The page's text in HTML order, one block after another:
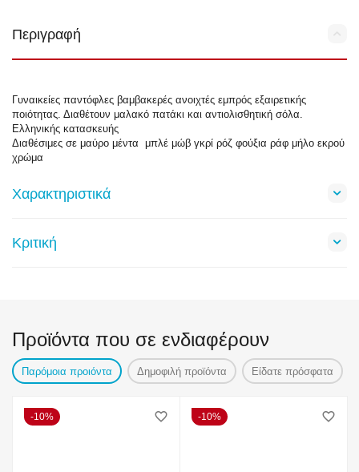
Περιγραφή
Γυναικείες παντόφλες βαμβακερές ανοιχτές εμπρός εξαιρετικής
ποιότητας. Διαθέτουν μαλακό πατάκι και αντιολισθητική σόλα.
Ελληνικής κατασκευής
Διαθέσιμες σε μαύρο μέντα μπλέ μώβ γκρί ρόζ φούξια ράφ μήλο εκρού
χρώμα
Χαρακτηριστικά
Κριτική
Προϊόντα που σε ενδιαφέρουν
Παρόμοια προιόντα Δημοφιλή προϊόντα Είδατε πρόσφατα
10% 10%